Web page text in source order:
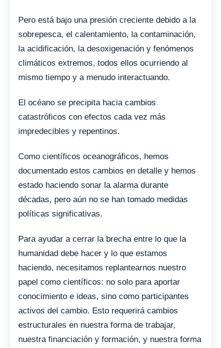
Pero está bajo una presión creciente debido a la
sobrepesca, el calentamiento, la contaminación,
la acidificación, la desoxigenación y fenómenos
climáticos extremos, todos ellos ocurriendo al
mismo tiempo y a menudo interactuando.
El océano se precipita hacia cambios
catastróficos con efectos cada vez más
impredecibles y repentinos.
Como científicos oceanográficos, hemos
documentado estos cambios en detalle y hemos
estado haciendo sonar la alarma durante
décadas, pero aún no se han tomado medidas
políticas significativas.
Para ayudar a cerrar la brecha entre lo que la
humanidad debe hacer y lo que estamos
haciendo, necesitamos replantearnos nuestro
papel como científicos: no solo para aportar
conocimiento e ideas, sino como participantes
activos del cambio. Esto requerirá cambios
estructurales en nuestra forma de trabajar,
nuestra financiación y formación, y nuestra forma